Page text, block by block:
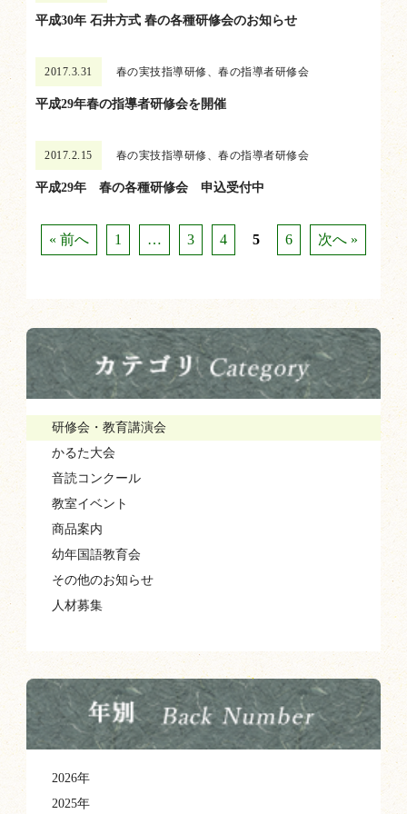
平成30年 石井方式 春の各種研修会のお知らせ
2017.3.31 春の実技指導研修、春の指導者研修会
平成29年春の指導者研修会を開催
2017.2.15 春の実技指導研修、春の指導者研修会
平成29年 春の各種研修会 申込受付中
« 前へ 1 … 3 4 5 6 次へ »
研修会・教育講演会
かるた大会
音読コンクール
教室イベント
商品案内
幼年国語教育会
その他のお知らせ
人材募集
2026年
2025年